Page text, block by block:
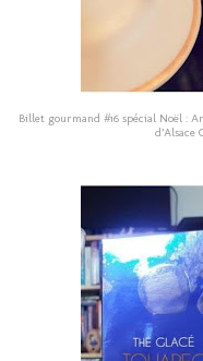
Billet gourmand #16 spécial Noël :
d’Alsace